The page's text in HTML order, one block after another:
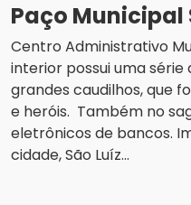
Paço Municipal
Centro Administrativo
interior possui uma
grandes caudilhos, que
e heróis. Também no
eletrônicos de bancos.
cidade, São Luíz...